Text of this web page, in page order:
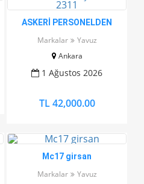
ASKERİ PERSONELDEN
Markalar
Yavuz
Ankara
1 Ağustos 2026
TL 42,000.00
Mc17 girsan
Markalar Yavuz